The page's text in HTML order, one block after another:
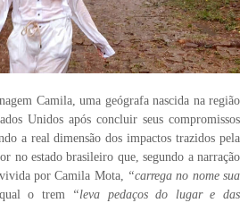
Camila, uma geógrafa nascida na região
Unidos após concluir seus compromissos
a real dimensão dos impactos trazidos pela
no estado brasileiro que, segundo a narração
por Camila Mota, “carrega no nome sua
o trem
“leva pedaços do lugar e das